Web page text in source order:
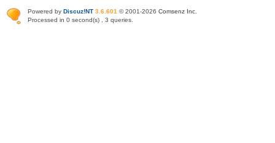
Powered by Discuz!NT 3.6.601 © 2001-2026 Comsenz Inc
Processed in 0 second(s) , 3 queries.